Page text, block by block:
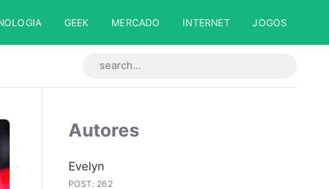
GEEK MERCADO INTERNET JOGOS
Autores
Evelyn
POST: 262